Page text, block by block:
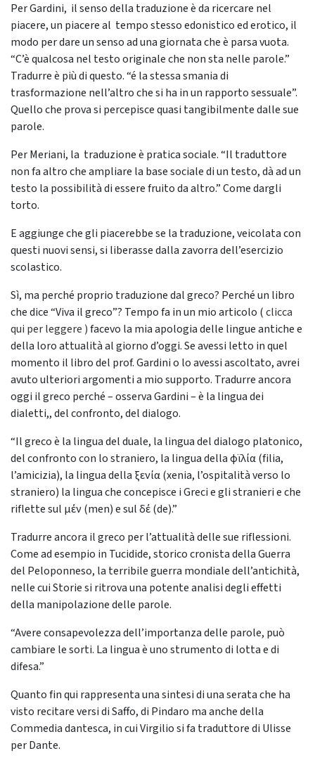
Per Gardini, il senso della traduzione è da ricercare nel
piacere, un piacere al tempo stesso edonistico ed erotico, il
modo per dare un senso ad una giornata che è parsa vuota.
“C’è qualcosa nel testo originale che non sta nelle parole.”
Tradurre è più di questo. “é la stessa smania di
trasformazione nell’altro che si ha in un rapporto sessuale”.
Quello che prova si percepisce quasi tangibilmente dalle sue
parole.
Per Meriani, la traduzione è pratica sociale. “Il traduttore
non fa altro che ampliare la base sociale di un testo, dà ad un
testo la possibilità di essere fruito da altro.” Come dargli
torto.
E aggiunge che gli piacerebbe se la traduzione, veicolata con
questi nuovi sensi, si liberasse dalla zavorra dell’esercizio
scolastico.
Sì, ma perché proprio traduzione dal greco? Perché un libro
che dice “Viva il greco”? Tempo fa in un mio articolo (clicca
qui per leggere )facevo la mia apologia delle lingue antiche e
della loro attualità al giorno d’oggi. Se avessi letto in quel
momento il libro del prof. Gardini o lo avessi ascoltato, avrei
avuto ulteriori argomenti a mio supporto. Tradurre ancora
oggi il greco perché – osserva Gardini – è la lingua dei
dialetti,, del confronto, del dialogo.
“Il greco è la lingua del duale, la lingua del dialogo platonico,
del confronto con lo straniero, la lingua della φϊλία (filia,
l’amicizia), la lingua della ξενία (xenia, l’ospitalità verso lo
straniero) la lingua che concepisce i Greci e gli stranieri e che
riflette sul μέν (men) e sul δέ (de).”
Tradurre ancora il greco per l’attualità delle sue riflessioni.
Come ad esempio in Tucidide, storico cronista della Guerra
del Peloponneso, la terribile guerra mondiale dell’antichità,
nelle cui Storie si ritrova una potente analisi degli effetti
della manipolazione delle parole.
“Avere consapevolezza dell’importanza delle parole, può
cambiare le sorti. La lingua è uno strumento di lotta e di
difesa.”
Quanto fin qui rappresenta una sintesi di una serata che ha
visto recitare versi di Saffo, di Pindaro ma anche della
Commedia dantesca, in cui Virgilio si fa traduttore di Ulisse
per Dante.